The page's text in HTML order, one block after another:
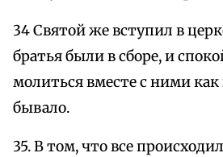
34 Святой же вступил в
братья были в сборе, и
молиться вместе с ними
бывало.
35. В том, что все